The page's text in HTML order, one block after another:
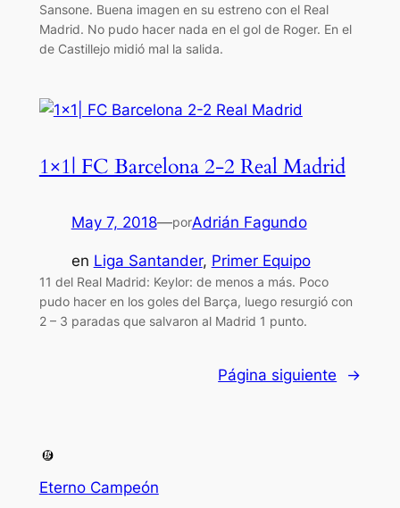
Sansone. Buena imagen en su estreno con el Real
Madrid. No pudo hacer nada en el gol de Roger. En el
de Castillejo midió mal la salida.
1×1| FC Barcelona 2-2 Real Madrid
May 7, 2018—porAdrián Fagundo
en Liga Santander, Primer Equipo
11 del Real Madrid: Keylor: de menos a más. Poco
pudo hacer en los goles del Barça, luego resurgió con
2 – 3 paradas que salvaron al Madrid 1 punto.
Página siguiente →
Eterno Campeón